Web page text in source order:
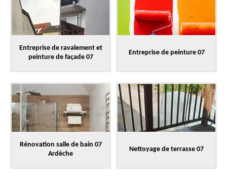
Entreprise de ravalement et
peinture de façade 07
Entreprise de peinture 07
Rénovation salle de bain 07
Ardèche
Nettoyage de terrasse 07